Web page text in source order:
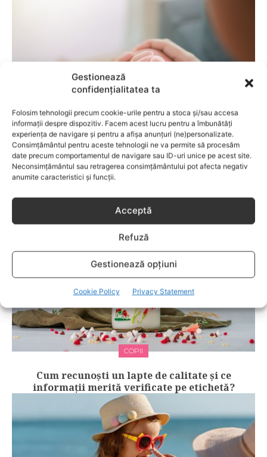
Gestionează
confidențialitatea ta
Folosim tehnologii precum cookie-urile pentru a stoca și/sau accesa
informații despre dispozitiv. Facem acest lucru pentru a îmbunătăți
experiența de navigare și pentru a afișa anunțuri (ne)personalizate.
Consimțământul pentru aceste tehnologii ne va permite să procesăm
date precum comportamentul de navigare sau ID-uri unice pe acest site.
Neconsimțământul sau retragerea consimțământului pot afecta negativ
anumite caracteristici și funcții.
Acceptă
Refuză
Gestionează opțiuni
Cookie Policy Privacy Statement
COPII
Semne care pot indica necesitatea unui
COPII
Cum recunoști un lapte de calitate și ce
informații merită verificate pe etichetă?